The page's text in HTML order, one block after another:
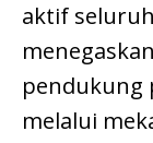
aktif
pendukung
melalui